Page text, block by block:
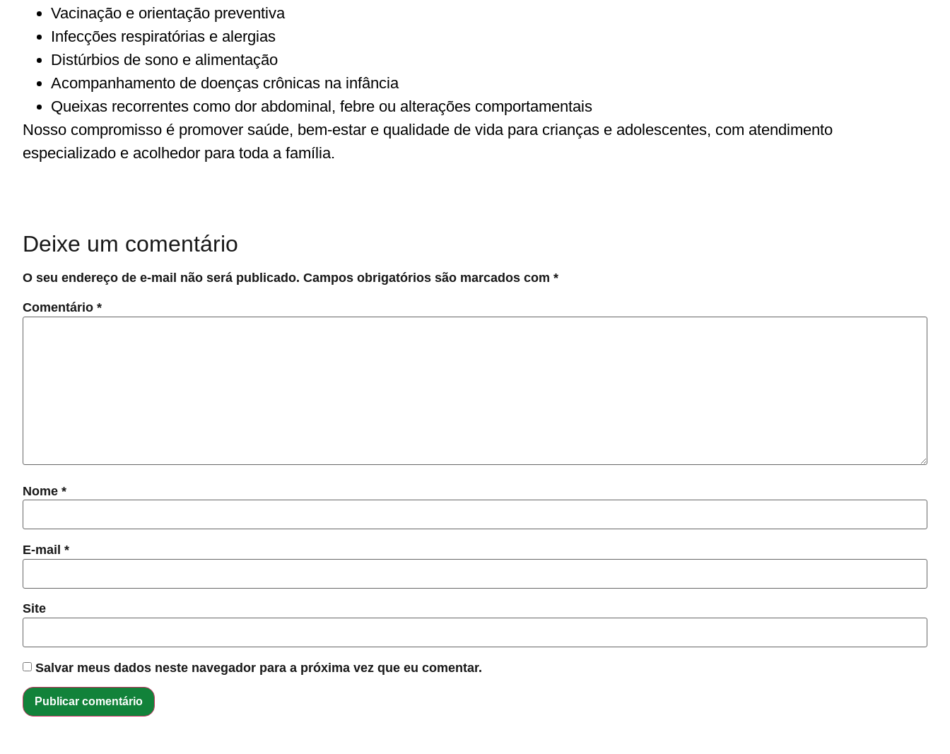
Vacinação e orientação preventiva
Infecções respiratórias e alergias
Distúrbios de sono e alimentação
Acompanhamento de doenças crônicas na infância
Queixas recorrentes como dor abdominal, febre ou alterações comportamentais
Nosso compromisso é promover saúde, bem-estar e qualidade de vida para crianças e adolescentes, com atendimento
especializado e acolhedor para toda a família.
Deixe um comentário
O seu endereço de e-mail não será publicado. Campos obrigatórios são marcados com *
Comentário *
Nome *
E-mail *
Site
Salvar meus dados neste navegador para a próxima vez que eu comentar.